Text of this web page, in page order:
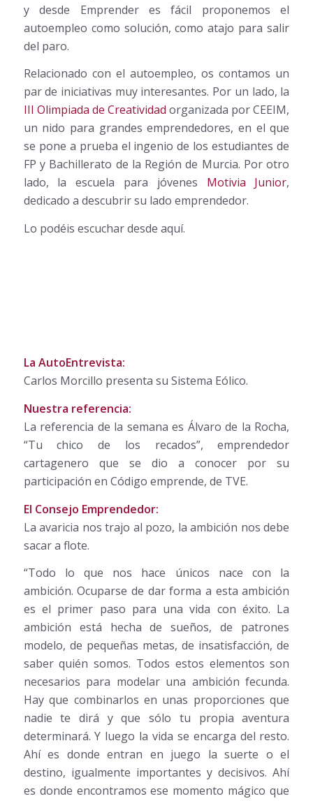
y desde Emprender es fácil proponemos el
autoempleo como solución, como atajo para salir
del paro.
Relacionado con el autoempleo, os contamos un
par de iniciativas muy interesantes. Por un lado, la
III Olimpiada de Creatividad organizada por CEEIM,
un nido para grandes emprendedores, en el que
se pone a prueba el ingenio de los estudiantes de
FP y Bachillerato de la Región de Murcia. Por otro
lado, la escuela para jóvenes Motivia Junior,
dedicado a descubrir su lado emprendedor.
Lo podéis escuchar desde aquí.
La AutoEntrevista:
Carlos Morcillo presenta su Sistema Eólico.
Nuestra referencia:
La referencia de la semana es Álvaro de la Rocha,
“Tu chico de los recados”, emprendedor
cartagenero que se dio a conocer por su
participación en Código emprende, de TVE.
El Consejo Emprendedor:
La avaricia nos trajo al pozo, la ambición nos debe
sacar a flote.
“Todo lo que nos hace únicos nace con la
ambición. Ocuparse de dar forma a esta ambición
es el primer paso para una vida con éxito. La
ambición está hecha de sueños, de patrones
modelo, de pequeñas metas, de insatisfacción, de
saber quién somos. Todos estos elementos son
necesarios para modelar una ambición fecunda.
Hay que combinarlos en unas proporciones que
nadie te dirá y que sólo tu propia aventura
determinará. Y luego la vida se encarga del resto.
Ahí es donde entran en juego la suerte o el
destino, igualmente importantes y decisivos. Ahí
es donde encontramos ese momento mágico que